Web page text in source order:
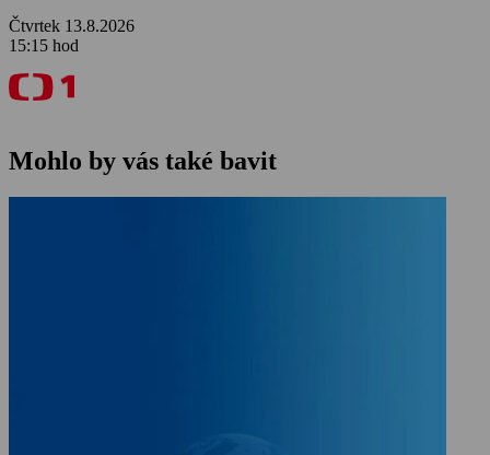
Čtvrtek 13.8.2026
15:15 hod
Mohlo by vás také bavit